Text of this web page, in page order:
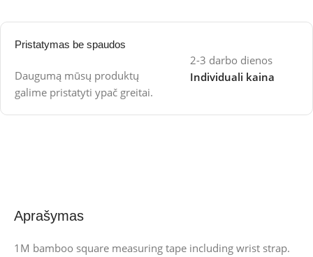
Pristatymas be spaudos
Daugumą mūsų produktų
galime pristatyti ypač greitai.
2-3 darbo dienos
Individuali kaina
Aprašymas
1M bamboo square measuring tape including wrist strap.